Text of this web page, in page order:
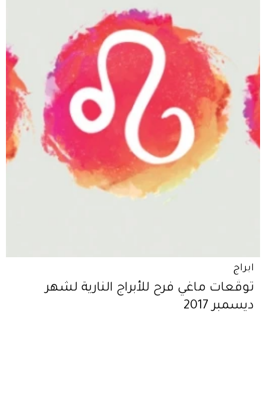
ابراج
توقّعات ماغي فرح للأبراج النارية لشهر
ديسمبر 2017